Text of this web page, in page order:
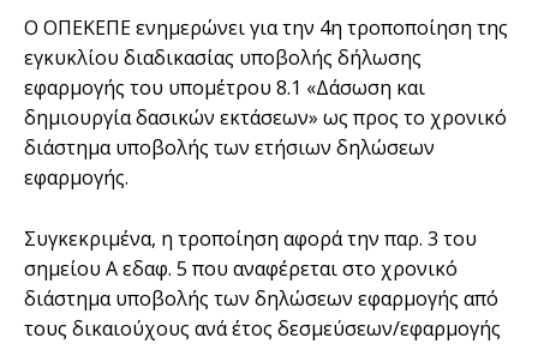
Ο ΟΠΕΚΕΠΕ ενημερώνει για την 4η τροποποίηση της
εγκυκλίου διαδικασίας υποβολής δήλωσης
εφαρμογής του υπομέτρου 8.1 «Δάσωση και
δημιουργία δασικών εκτάσεων» ως προς το χρονικό
διάστημα υποβολής των ετήσιων δηλώσεων
εφαρμογής.
Συγκεκριμένα, η τροποίηση αφορά την παρ. 3 του
σημείου Α εδαφ. 5 που αναφέρεται στο χρονικό
διάστημα υποβολής των δηλώσεων εφαρμογής από
τους δικαιούχους ανά έτος δεσμεύσεων/εφαρμογής